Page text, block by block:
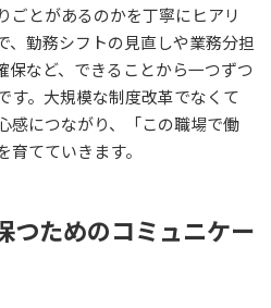
ごとがあるのかを丁寧にヒアリ
、勤務シフトの見直しや業務分担
保など、できることから一つずつ
す。大規模な制度改革でなくて
感につながり、「この職場で働
育てていきます。
つためのコミュニケー